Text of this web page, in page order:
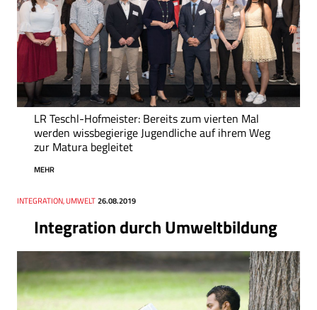
LR Teschl-Hofmeister: Bereits zum vierten Mal
werden wissbegierige Jugendliche auf ihrem Weg
zur Matura begleitet
MEHR
Integration durch Umweltbildung
Thema
INTEGRATION, UMWELT
Datum 26.08.2019